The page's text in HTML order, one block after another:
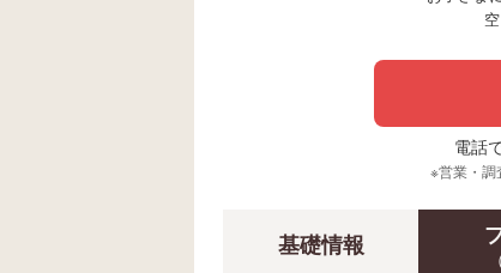
電話
※営業・調
基礎情報